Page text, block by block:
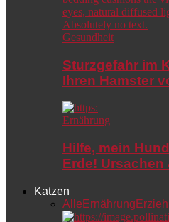
Gesundheit
Sturzgefahr im
Ihren Hamster
Ernährung
Hilfe, mein
Erde!
Katzen
Alle Ernährung